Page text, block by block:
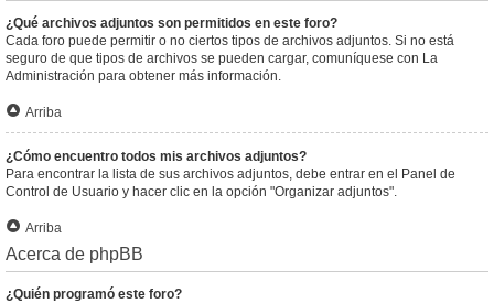
¿Qué archivos adjuntos son permitidos en este foro?
Cada foro puede permitir o no ciertos tipos de archivos adjuntos. Si no está
seguro de que tipos de archivos se pueden cargar, comuníquese con La
Administración para obtener más información.
Arriba
¿Cómo encuentro todos mis archivos adjuntos?
Para encontrar la lista de sus archivos adjuntos, debe entrar en el Panel de
Control de Usuario y hacer clic en la opción "Organizar adjuntos".
Arriba
Acerca de phpBB
¿Quién programó este foro?